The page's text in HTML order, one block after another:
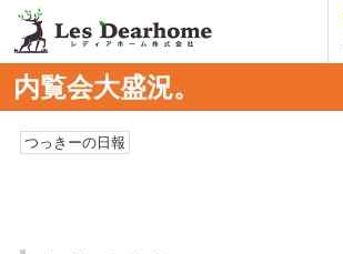
内覧会大盛況。
つっきーの日報